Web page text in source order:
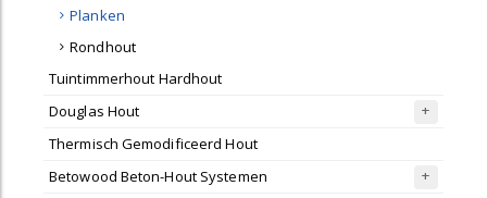
Planken
Rondhout
Tuintimmerhout Hardhout
Douglas Hout
Thermisch Gemodificeerd Hout
Betowood Beton-Hout Systemen